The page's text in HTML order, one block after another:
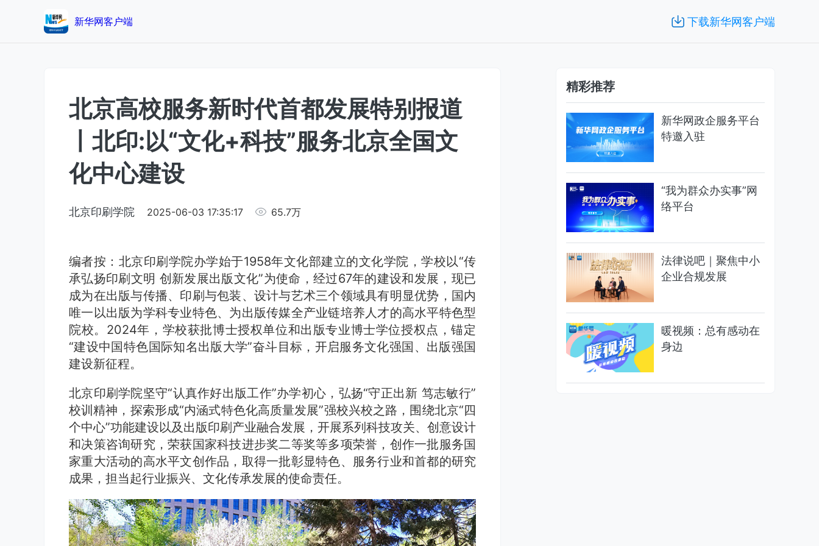
新华网客户端 下载新华网客户端
北京高校服务新时代首都发展特别报道
丨北印:以“文化+科技”服务北京全国文
化中心建设
北京印刷学院 2025-06-03 17:35:17 65.7万
编者按：北京印刷学院办学始于1958年文化部建立的文化学院，学校以“传
承弘扬印刷文明 创新发展出版文化”为使命，经过67年的建设和发展，现已
成为在出版与传播、印刷与包装、设计与艺术三个领域具有明显优势，国内
唯一以出版为学科专业特色、为出版传媒全产业链培养人才的高水平特色型
院校。2024年，学校获批博士授权单位和出版专业博士学位授权点，锚定
“建设中国特色国际知名出版大学”奋斗目标，开启服务文化强国、出版强国
建设新征程。
北京印刷学院坚守“认真作好出版工作”办学初心，弘扬“守正出新 笃志敏行”
校训精神，探索形成“内涵式特色化高质量发展”强校兴校之路，围绕北京“四
个中心”功能建设以及出版印刷产业融合发展，开展系列科技攻关、创意设计
和决策咨询研究，荣获国家科技进步奖二等奖等多项荣誉，创作一批服务国
家重大活动的高水平文创作品，取得一批彰显特色、服务行业和首都的研究
成果，担当起行业振兴、文化传承发展的使命责任。
精彩推荐
新华网政企服务平台
特邀入驻
“我为群众办实事”网
络平台
法律说吧｜聚焦中小
企业合规发展
暖视频：总有感动在
身边